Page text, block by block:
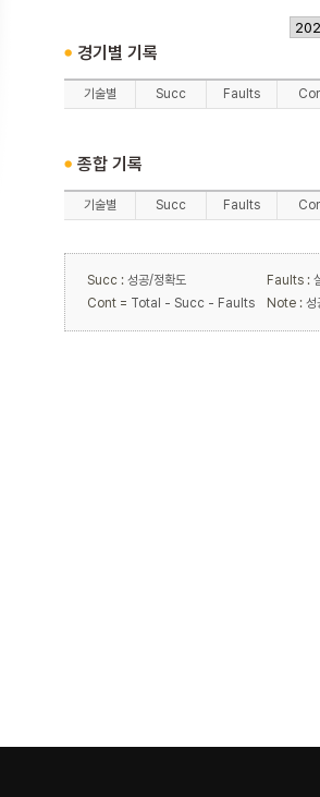
경기별 기록
기술별 Succ Faults
종합 기록
기술별 Succ Faults
Succ : 성공/정확도 Faults :
Cont = Total - Succ - Faults Note : 성